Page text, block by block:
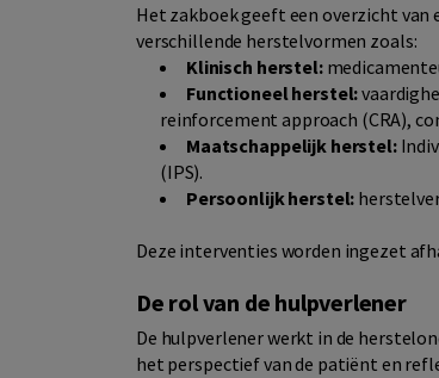
Het zakboek geeft een overzicht
verschillende herstelvormen zoals:
Klinisch herstel:
Functioneel herstel:
reinforcement approach (CRA),
Maatschappelijk herstel:
(IPS).
Persoonlijk herstel:
Deze interventies worden ingezet
De rol van de hulpverlener
De hulpverlener werkt in de
het perspectief van de patiënt en